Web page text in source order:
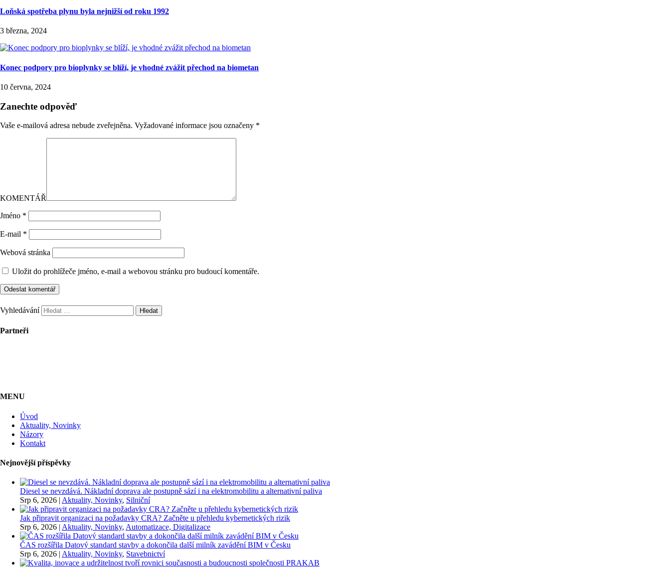
Loňská spotřeba plynu byla nejnižší od roku 1992
3 března, 2024
Konec podpory pro bioplynky se blíží, je vhodné zvážit přechod na biometan
10 června, 2024
Zanechte odpověď
Vaše e-mailová adresa nebude zveřejněna. Vyžadované informace jsou označeny *
KOMENTÁŘ
Jméno *
E-mail *
Webová stránka
Uložit do prohlížeče jméno, e-mail a webovou stránku pro budoucí komentáře.
Vyhledávání
Partneři
MENU
Úvod
Aktuality, Novinky
Názory
Kontakt
Nejnovější příspěvky
Diesel se nevzdává. Nákladní doprava ale postupně sází i na elektromobilitu a alternativní paliva
Srp 6, 2026 | Aktuality, Novinky, Silniční
Jak připravit organizaci na požadavky CRA? Začněte u přehledu kybernetických rizik
Srp 6, 2026 | Aktuality, Novinky, Automatizace, Digitalizace
ČAS rozšířila Datový standard stavby a dokončila další milník zavádění BIM v Česku
Srp 6, 2026 | Aktuality, Novinky, Stavebnictví